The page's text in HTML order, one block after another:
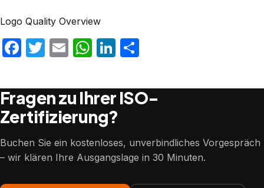
Logo Quality Overview
Facebook
Twitter
EmailWhatsApp
LinkedIn
Fragen zu Ihrer ISO-
Zertifizierung?
Buchen Sie ein kostenloses, unverbindliches Vorgespräch
– wir klären Ihre Ausgangslage in 30 Minuten.